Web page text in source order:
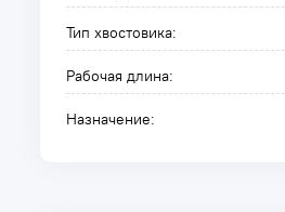
Тип хвостовика:
Рабочая длина:
Назначение: